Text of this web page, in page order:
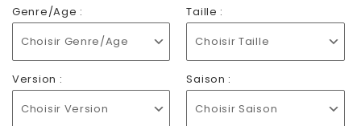
Genre/Age :
Choisir Genre/Age
Taille :
Choisir Taille
Version :
Choisir Version
Saison :
Choisir Saison